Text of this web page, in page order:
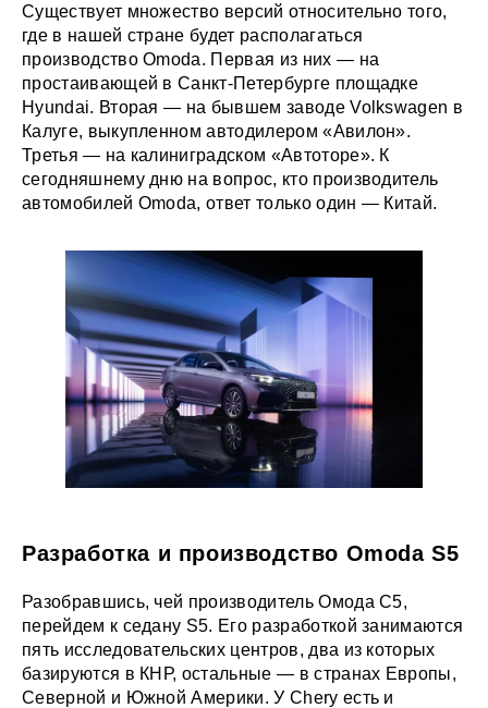
Существует множество версий относительно того,
где в нашей стране будет располагаться
производство Omoda. Первая из них — на
простаивающей в Санкт-Петербурге площадке
Hyundai. Вторая — на бывшем заводе Volkswagen в
Калуге, выкупленном автодилером «Авилон».
Третья — на калиниградском «Автоторе». К
сегодняшнему дню на вопрос, кто производитель
автомобилей Omoda, ответ только один — Китай.
Разработка и производство Omoda S5
Разобравшись, чей производитель Омода С5,
перейдем к седану S5. Его разработкой занимаются
пять исследовательских центров, два из которых
базируются в КНР, остальные — в странах Европы,
Северной и Южной Америки. У Chery есть и